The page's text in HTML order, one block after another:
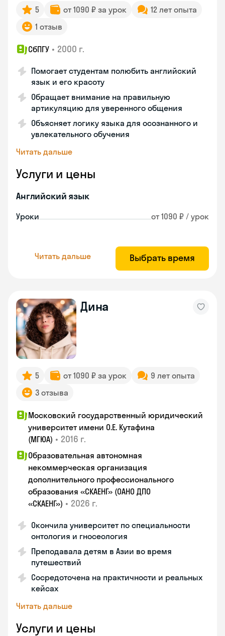
5 от 1090 ₽ за урок
12 лет опыта
1 отзыв
СбПГУ • 2000 г.
Помогает студентам полюбить английский
язык и его красоту
Обращает внимание на правильную
артикуляцию для уверенного общения
Объясняет логику языка для осознанного и
увлекательного обучения
Читать дальше
Услуги и цены
Английский язык
Уроки от 1090 ₽ / урок
Читать дальше Выбрать время
Дина
5 от 1090 ₽ за урок
9 лет опыта
3 отзыва
Московский государственный юридический
университет имени О.Е. Кутафина
(МГЮА) • 2016 г.
Образовательная автономная
некоммерческая организация
дополнительного профессионального
образования «СКАЕНГ» (ОАНО ДПО
«СКАЕНГ») • 2026 г.
Окончила университет по специальности
онтология и гносеология
Преподавала детям в Азии во время
путешествий
Сосредоточена на практичности и реальных
кейсах
Читать дальше
Услуги и цены